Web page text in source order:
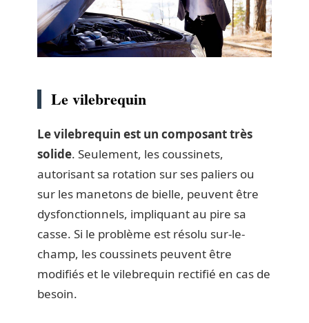
Le vilebrequin
Le vilebrequin est un composant très
solide. Seulement, les coussinets,
autorisant sa rotation sur ses paliers ou
sur les manetons de bielle, peuvent être
dysfonctionnels, impliquant au pire sa
casse. Si le problème est résolu sur-le-
champ, les coussinets peuvent être
modifiés et le vilebrequin rectifié en cas de
besoin.